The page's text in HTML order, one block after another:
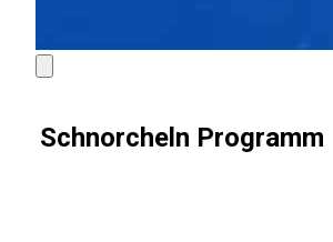
Schnorcheln Programm